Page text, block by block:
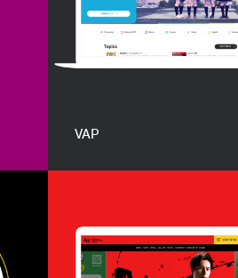
VAP